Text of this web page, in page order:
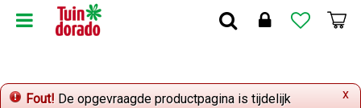
r
x
Fout! De opgevraagde productpagina is tijdelijk